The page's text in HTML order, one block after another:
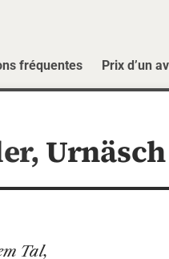
fréquentes Prix d’un
Urnäsch
Tal,